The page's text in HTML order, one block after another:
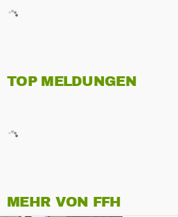
TOP MELDUNGEN
MEHR VON FFH